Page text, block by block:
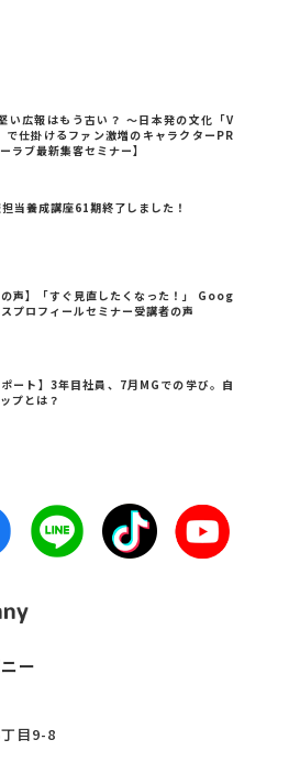
い広報はもう古い？ ～日本発の文化「V
仕掛けるファン激増のキャラクターPR
ラブ最新集客セミナー】
当養成講座61期終了しました！
の声】「すぐ見直したくなった！」 Goog
プロフィールセミナー受講者の声
ポート】3年目社員、7月MGでの学び。自
プとは？
ー
目9-8